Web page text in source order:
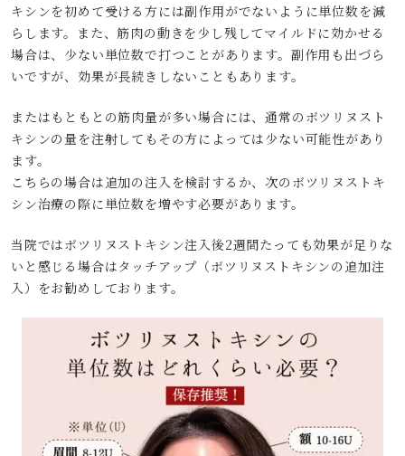
キシンを初めて受ける方には副作用がでないように単位数を減
らします。また、筋肉の動きを少し残してマイルドに効かせる
場合は、少ない単位数で打つことがあります。副作用も出づら
いですが、効果が長続きしないこともあります。
またはもともとの筋肉量が多い場合には、通常のボツリヌスト
キシンの量を注射してもその方によっては少ない可能性があり
ます。
こちらの場合は追加の注入を検討するか、次のボツリヌストキ
シン治療の際に単位数を増やす必要があります。
当院ではボツリヌストキシン注入後2週間たっても効果が足りな
いと感じる場合はタッチアップ（ボツリヌストキシンの追加注
入）をお勧めしております。